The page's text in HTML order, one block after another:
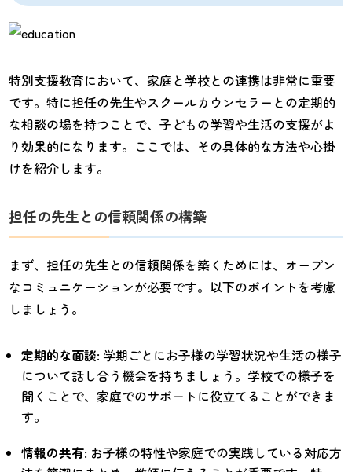
特別支援教育において、家庭と学校との連携は非常に重要
です。特に担任の先生やスクールカウンセラーとの定期的
な相談の場を持つことで、子どもの学習や生活の支援がよ
り効果的になります。ここでは、その具体的な方法や心掛
けを紹介します。
担任の先生との信頼関係の構築
まず、担任の先生との信頼関係を築くためには、オープン
なコミュニケーションが必要です。以下のポイントを考慮
しましょう。
定期的な面談: 学期ごとにお子様の学習状況や生活の様子
について話し合う機会を持ちましょう。学校での様子を
聞くことで、家庭でのサポートに役立てることができま
す。
情報の共有: お子様の特性や家庭での実践している対応方